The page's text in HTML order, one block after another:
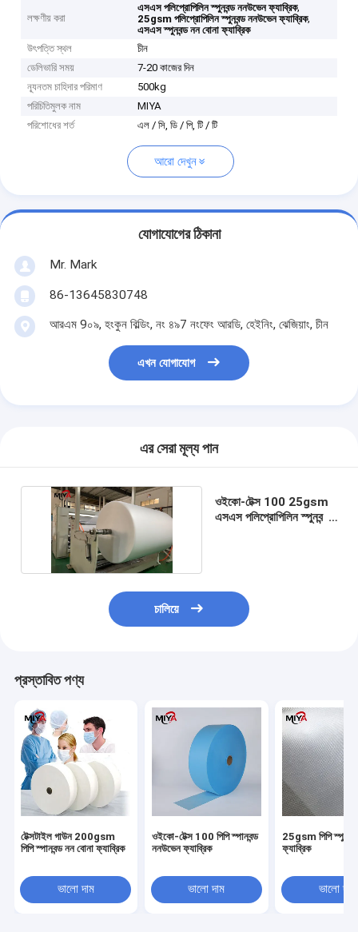
লক্ষণীয় করা
এসএস পলিপ্রোপিলিন স্পুনবন্ড ননউভেন ফ্যাব্রিক,
25gsm পলিপ্রোপিলিন স্পুনবন্ড ননউভেন ফ্যাব্রিক,
এসএস স্পুনবন্ড নন বোনা ফ্যাব্রিক
উৎপত্তি স্থল
চীন
ডেলিভারি সময়
7-20 কাজের দিন
ন্যূনতম চাহিদার পরিমাণ
500kg
পরিচিতিমুলক নাম
MIYA
পরিশোধের শর্ত
এল / সি, ডি / পি, টি / টি
আরো দেখুন
যোগাযোগের ঠিকানা
Mr. Mark
86-13645830748
আরএম 9০৯, হংকুন বিল্ডিং, নং ৪৯7 নংফেং আরডি, হেইনিং, ঝেজিয়াং, চীন
এখন যোগাযোগ
এর সেরা মূল্য পান
ওইকো-টেক্স 100 25gsm
এসএস পলিপ্রোপিলিন স্পুনবন্ড
চালিয়ে
প্রস্তাবিত পণ্য
টেক্সটাইল গাউন 200gsm
পিপি স্পানবন্ড নন বোনা ফ্যাব্রিক
ভালো দাম
ওইকো-টেক্স 100 পিপি স্পানবন্ড
ননউভেন ফ্যাব্রিক
ভালো দাম
25gsm পিপি
ফ্যাব্রিক
ভালো দাম